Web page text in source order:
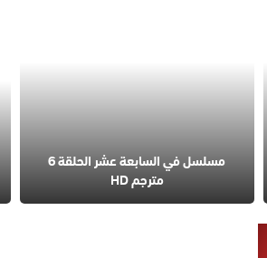
مسلسل في السابعة عشر الحلقة 6
مترجم HD